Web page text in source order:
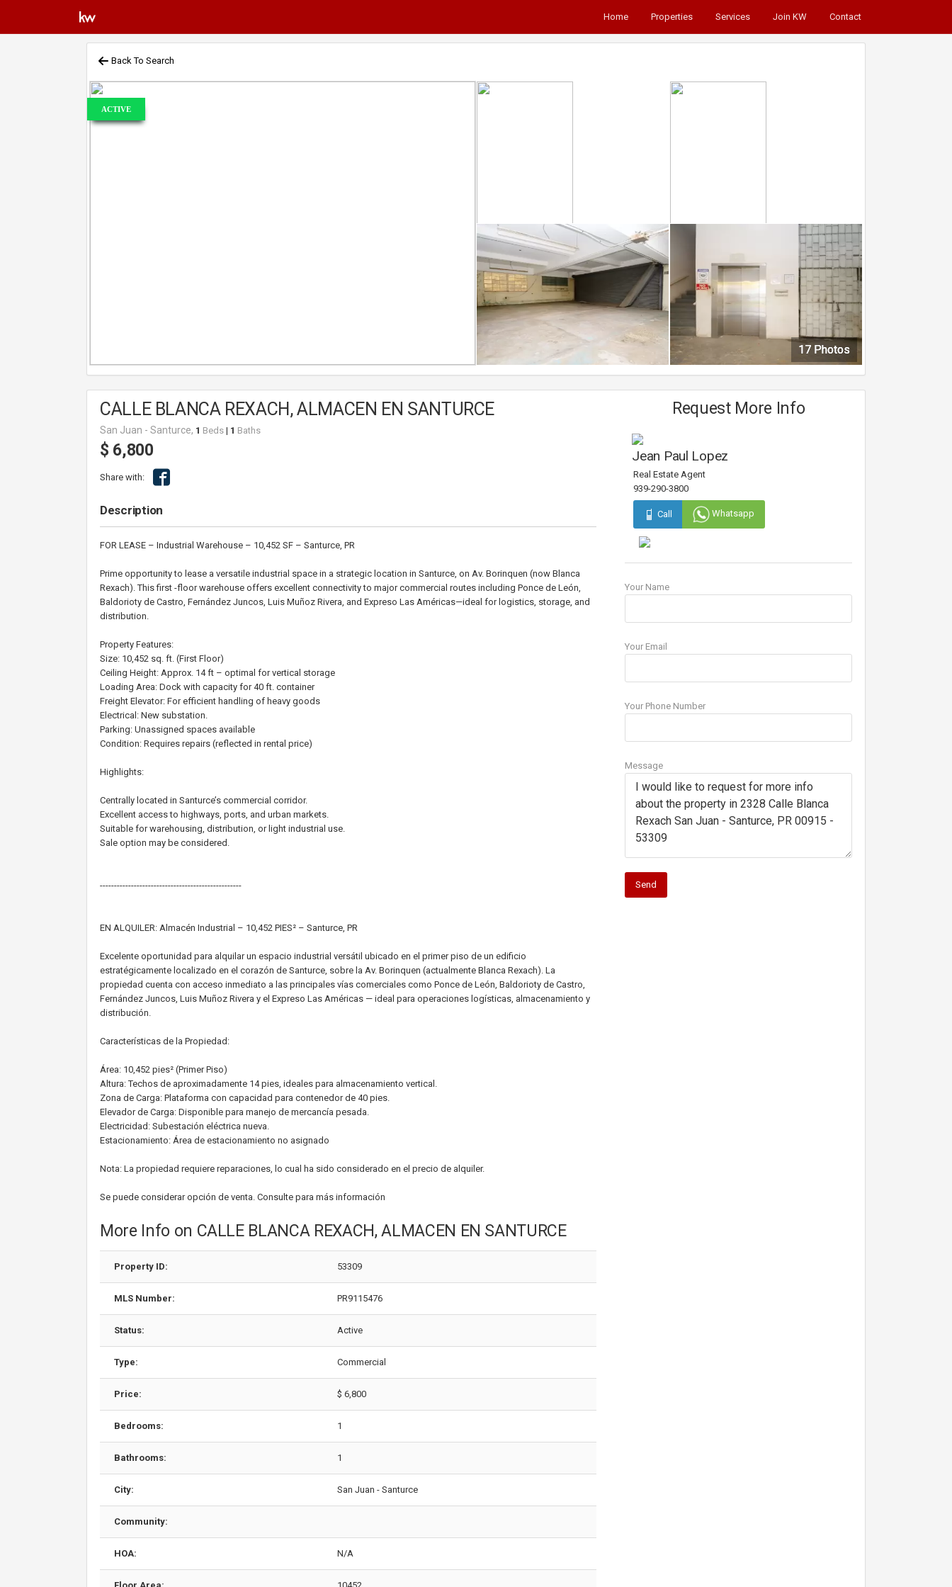
Home Properties Services Join KW Contact
Back To Search
ACTIVE
17 Photos
17 Photos
17 Photos
17 Photos
CALLE BLANCA REXACH, ALMACEN EN SANTURCE
San Juan - Santurce, 1 Beds | 1 Baths
$ 6,800
Share with:
Description
FOR LEASE – Industrial Warehouse – 10,452 SF – Santurce, PR
Prime opportunity to lease a versatile industrial space in a strategic location in Santurce, on Av. Borinquen (now Blanca
Rexach). This first -floor warehouse offers excellent connectivity to major commercial routes including Ponce de León,
Baldorioty de Castro, Fernández Juncos, Luis Muñoz Rivera, and Expreso Las Américas—ideal for logistics, storage, and
distribution.
Property Features:
Size: 10,452 sq. ft. (First Floor)
Ceiling Height: Approx. 14 ft – optimal for vertical storage
Loading Area: Dock with capacity for 40 ft. container
Freight Elevator: For efficient handling of heavy goods
Electrical: New substation.
Parking: Unassigned spaces available
Condition: Requires repairs (reflected in rental price)
Highlights:
Centrally located in Santurce’s commercial corridor.
Excellent access to highways, ports, and urban markets.
Suitable for warehousing, distribution, or light industrial use.
Sale option may be considered.
--------------------------------------------------
EN ALQUILER: Almacén Industrial – 10,452 PIES² – Santurce, PR
Excelente oportunidad para alquilar un espacio industrial versátil ubicado en el primer piso de un edificio
estratégicamente localizado en el corazón de Santurce, sobre la Av. Borinquen (actualmente Blanca Rexach). La
propiedad cuenta con acceso inmediato a las principales vías comerciales como Ponce de León, Baldorioty de Castro,
Fernández Juncos, Luis Muñoz Rivera y el Expreso Las Américas — ideal para operaciones logísticas, almacenamiento y
distribución.
Características de la Propiedad:
Área: 10,452 pies² (Primer Piso)
Altura: Techos de aproximadamente 14 pies, ideales para almacenamiento vertical.
Zona de Carga: Plataforma con capacidad para contenedor de 40 pies.
Elevador de Carga: Disponible para manejo de mercancía pesada.
Electricidad: Subestación eléctrica nueva.
Estacionamiento: Área de estacionamiento no asignado
Nota: La propiedad requiere reparaciones, lo cual ha sido considerado en el precio de alquiler.
Se puede considerar opción de venta. Consulte para más información
More Info on CALLE BLANCA REXACH, ALMACEN EN SANTURCE
Property ID: 53309
MLS Number: PR9115476
Status: Active
Type: Commercial
Price: $ 6,800
Bedrooms: 1
Bathrooms: 1
City: San Juan - Santurce
Community:
HOA: N/A
Request More Info
Jean Paul Lopez
Real Estate Agent
939-290-3800
Call Whatsapp
Your Name
Your Email
Your Phone Number
Message
Send